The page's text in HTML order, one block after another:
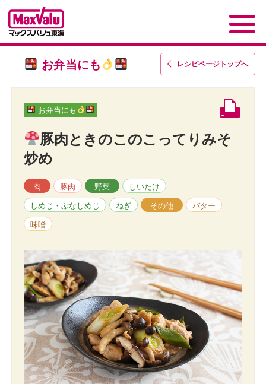
レシピページトップへ
お弁当にも
お弁当にも
豚肉ときのこのこってりみそ
炒め
肉 豚肉 野菜 しいたけ
しめじ・ぶなしめじ ねぎ その他 バター
味噌